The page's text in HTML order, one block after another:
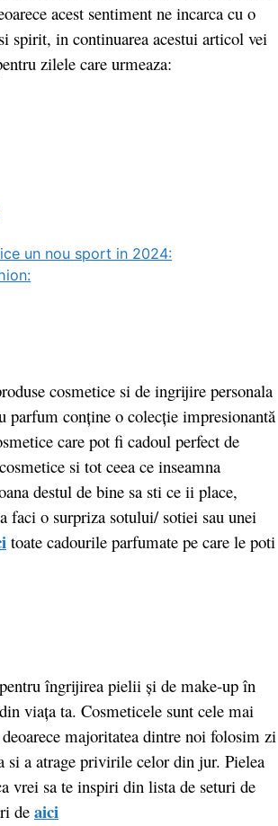
acest sentiment ne incarca cu o
spirit, in continuarea acestui articol vei
zilele care urmeaza:
un nou sport in 2024:
cosmetice si de ingrijire personala
parfum conține o colecție impresionantă
care pot fi cadoul perfect de
si tot ceea ce inseamna
destul de bine sa sti ce ii place,
faci o surpriza sotului/ sotiei sau unei
toate cadourile parfumate pe care le poti
îngrijirea pielii și de make-up în
viața ta. Cosmeticele sunt cele mai
majoritatea dintre noi folosim zi
si a atrage privirile celor din jur. Pielea
vrei sa te inspiri din lista de seturi de
de aici